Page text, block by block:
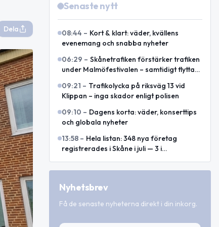
Dela
Senaste nytt
08:44 – Kort & klart: väder, kvällens
evenemang och snabba nyheter
06:29 – Skånetrafiken förstärker trafiken
under Malmöfestivalen – samtidigt flyttas
09:21 – Trafikolycka på riksväg 13 vid
Klippan – inga skador enligt polisen
09:10 – Dagens korta: väder, konserttips
och globala nyheter
13:58 – Hela listan: 348 nya företag
registrerades i Skåne i juli — 3 i
Nyhetsbrev
Få de senaste nyheterna direkt i din inkorg.